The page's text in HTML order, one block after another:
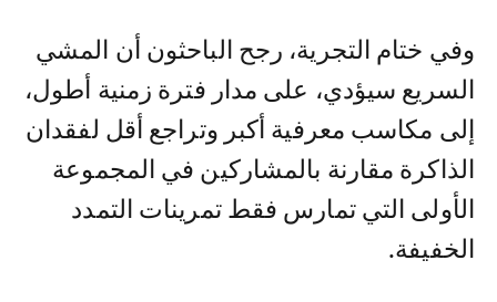
وفي ختام التجرية، رجح الباحثون أن المشي
السريع سيؤدي، على مدار فترة زمنية أطول،
إلى مكاسب معرفية أكبر وتراجع أقل لفقدان
الذاكرة مقارنة بالمشاركين في المجموعة
الأولى التي تمارس فقط تمرينات التمدد
الخفيفة.